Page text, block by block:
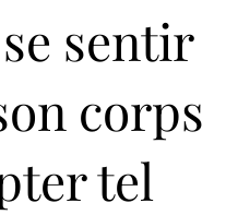
sentir
corps
tel